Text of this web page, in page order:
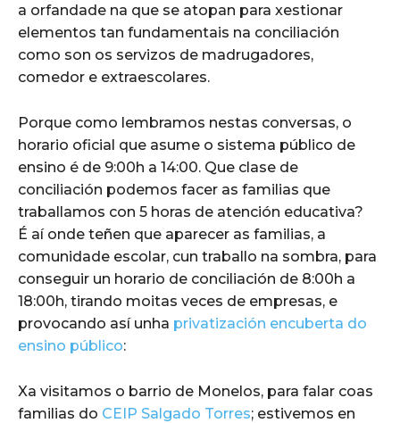
a orfandade na que se atopan para xestionar
elementos tan fundamentais na conciliación
como son os servizos de madrugadores,
comedor e extraescolares.
Porque como lembramos nestas conversas, o
horario oficial que asume o sistema público de
ensino é de 9:00h a 14:00. Que clase de
conciliación podemos facer as familias que
traballamos con 5 horas de atención educativa?
É aí onde teñen que aparecer as familias, a
comunidade escolar, cun traballo na sombra, para
conseguir un horario de conciliación de 8:00h a
18:00h, tirando moitas veces de empresas, e
provocando así unha privatización encuberta do
ensino público:
Xa visitamos o barrio de Monelos, para falar coas
familias do CEIP Salgado Torres; estivemos en